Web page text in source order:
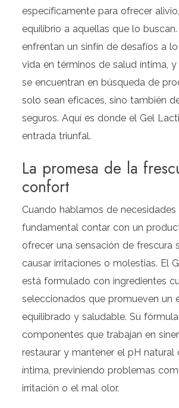
específicamente para ofrecer
equilibrio a aquellas que lo
enfrentan un sinfín de desafíos a
vida en términos de salud íntima,
se encuentran en búsqueda de
solo sean eficaces, sino también
seguros. Aquí es donde el Gel
entrada triunfal.
La promesa de la
confort
Cuando hablamos de necesidades
fundamental contar con un
ofrecer una sensación de frescura
causar irritaciones o molestias. El
está formulado con ingredientes
seleccionados que promueven un
equilibrado y saludable. Su
componentes que trabajan en
restaurar y mantener el pH natural
íntima, previniendo problemas
irritación o el mal olor.